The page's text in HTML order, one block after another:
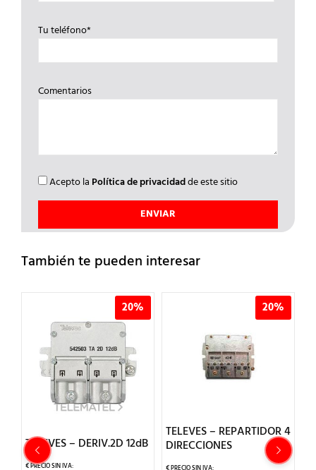
Tu teléfono*
Comentarios
Acepto la Política de privacidadde este sitio
También te pueden interesar
20%
TELEVES – DERIV.2D 12dB
20%
TELEVES – REPARTIDOR 4
DIRECCIONES